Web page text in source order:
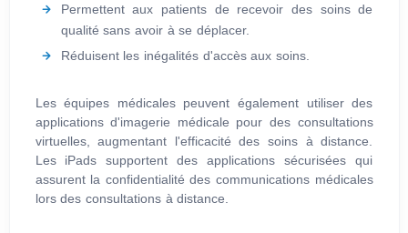
Permettent aux patients de recevoir des soins de
qualité sans avoir à se déplacer.
Réduisent les inégalités d'accès aux soins.
Les équipes médicales peuvent également utiliser des
applications d'imagerie médicale pour des consultations
virtuelles, augmentant l'efficacité des soins à distance.
Les iPads supportent des applications sécurisées qui
assurent la confidentialité des communications médicales
lors des consultations à distance.